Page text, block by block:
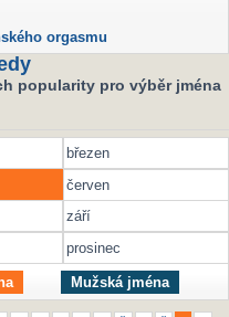
orgasmu
popularity pro výběr jména
březen
červen
září
prosinec
Mužská jména